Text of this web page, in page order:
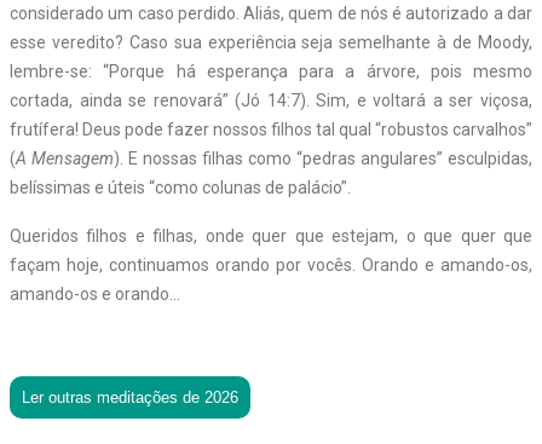
considerado um caso perdido. Aliás, quem de nós é autorizado a dar
esse veredito? Caso sua experiência seja semelhante à de Moody,
lembre-se: “Porque há esperança para a árvore, pois mesmo
cortada, ainda se renovará” (Jó 14:7). Sim, e voltará a ser viçosa,
frutífera! Deus pode fazer nossos filhos tal qual “robustos carvalhos”
(A Mensagem). E nossas filhas como “pedras angulares” esculpidas,
belíssimas e úteis “como colunas de palácio”.
Queridos filhos e filhas, onde quer que estejam, o que quer que
façam hoje, continuamos orando por vocês. Orando e amando-os,
amando-os e orando…
Ler outras meditações de 2026